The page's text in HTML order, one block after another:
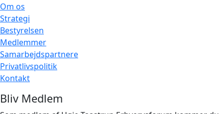
Om os
Strategi
Bestyrelsen
Medlemmer
Samarbejdspartnere
Privatlivspolitik
Kontakt
Bliv Medlem